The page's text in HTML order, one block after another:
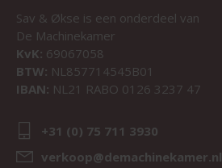
Sav & Økse is een onderdeel van
De Machinekamer
KvK: 69067058
BTW: NL857714545B01
IBAN: NL21 RABO 0126 3237 47
+31 (0) 75 711 3930
verkoop@demachinekamer.nl